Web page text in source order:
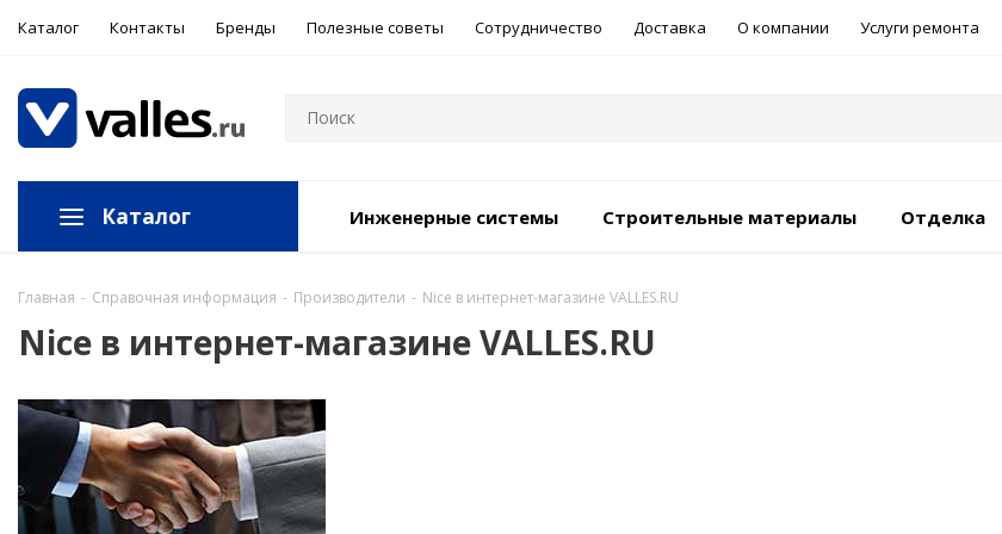
Каталог Контакты Бренды Полезные советы Сотрудничество Доставка О компании Услуги ремонта
Каталог Инженерные системы Строительные материалы Отделка
Главная - Справочная информация - Производители - Nice в интернет-магазине VALLES.RU
Nice в интернет-магазине VALLES.RU